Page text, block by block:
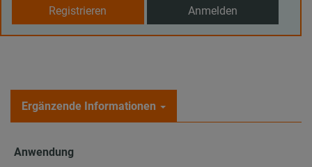
Registrieren Anmelden
Ergänzende Informationen
Anwendung